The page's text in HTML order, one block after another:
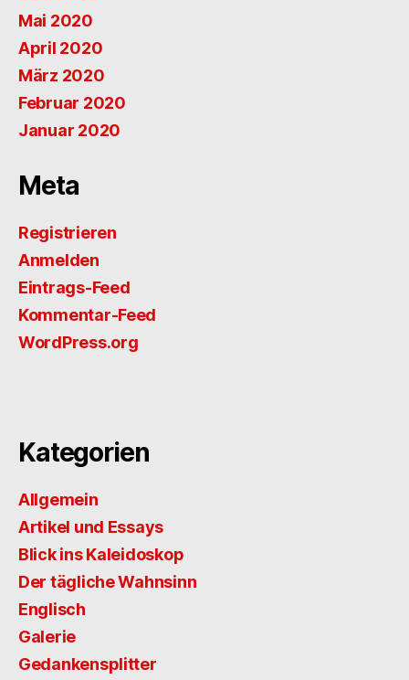
Mai 2020
April 2020
März 2020
Februar 2020
Januar 2020
Meta
Registrieren
Anmelden
Eintrags-Feed
Kommentar-Feed
WordPress.org
Kategorien
Allgemein
Artikel und Essays
Blick ins Kaleidoskop
Der tägliche Wahnsinn
Englisch
Galerie
Gedankensplitter